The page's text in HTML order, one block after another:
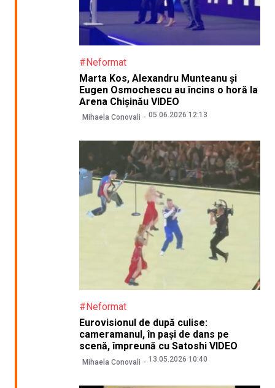
#Neformat
Marta Kos, Alexandru Munteanu și
Eugen Osmochescu au încins o horă la
Arena Chișinău VIDEO
Mihaela Conovali 05.06.2026 12:13
#Neformat
Eurovisionul de după culise:
cameramanul, în pași de dans pe
scenă, împreună cu Satoshi VIDEO
Mihaela Conovali 13.05.2026 10:40